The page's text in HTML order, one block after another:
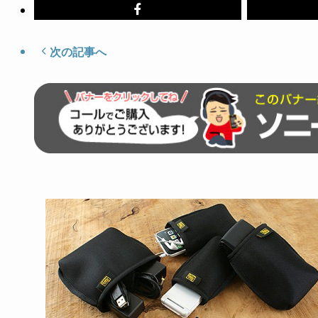
次の記事へ